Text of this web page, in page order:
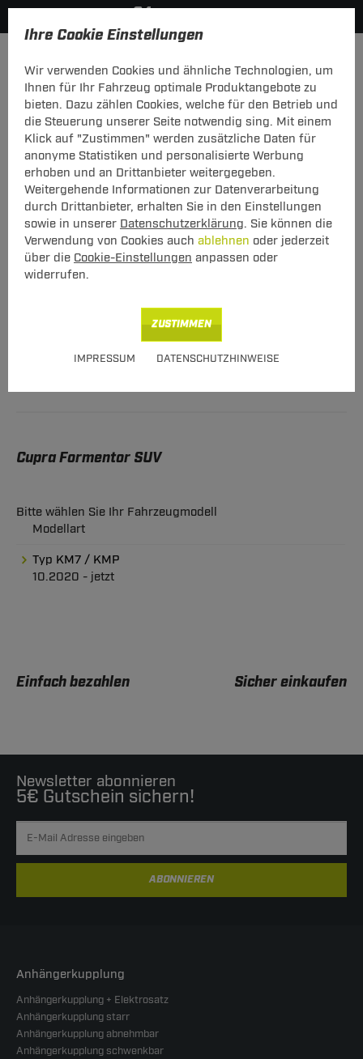
Ihre Cookie Einstellungen
Wir verwenden Cookies und ähnliche Technologien, um
Ihnen für Ihr Fahrzeug optimale Produktangebote zu
bieten. Dazu zählen Cookies, welche für den Betrieb und
die Steuerung unserer Seite notwendig sing. Mit einem
Klick auf "Zustimmen" werden zusätzliche Daten für
anonyme Statistiken und personalisierte Werbung
erhoben und an Drittanbieter weitergegeben.
Weitergehende Informationen zur Datenverarbeitung
durch Drittanbieter, erhalten Sie in den Einstellungen
sowie in unserer Datenschutzerklärung. Sie können die
Verwendung von Cookies auch ablehnen oder jederzeit
über die Cookie-Einstellungen anpassen oder
widerrufen.
IMPRESSUM DATENSCHUTZHINWEISE
ZUSTIMMEN
MODELÜBERSICHT
PKW-Kupplungskonfigurator
Die folgende Auflistung schützt Sie und andere in Ihrer
Umgebung und ermöglicht ein unbeschwertes
Urlaubserlebnis.
1
Hersteller
2
Modell
3
Anhängerkupplung und Elektrosatz für den Cupra
Cupra Formentor SUV
Bitte wählen Sie Ihr Fahrzeugmodell
Modellart
Typ KM7 / KMP
10.2020 - jetzt
Einfach bezahlen Sicher einkaufen
Newsletter abonnieren
5€ Gutschein sichern!
ABONNIEREN
Anhängerkupplung
Anhängerkupplung + Elektrosatz
Anhängerkupplung starr
Anhängerkupplung abnehmbar
Anhängerkupplung schwenkbar